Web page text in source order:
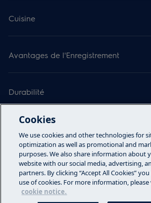
Cuisine
Avantages de l'Enregistrement
Durabilité
Appelez-nous
Modalties D'Utilisation
Cookies
We use cookies and other technologies for
optimization as well as promotional and
purposes. We also share information about
website with our social media, advertising,
partners. By clicking “Accept All Cookies”
use of cookies. For more information,
cookie notice.